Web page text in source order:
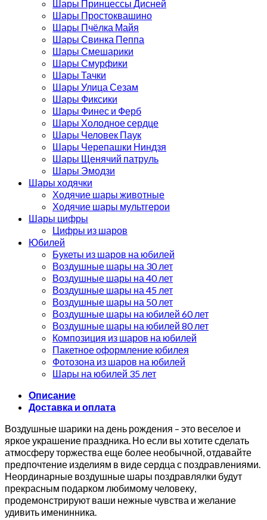
Шары Принцессы Дисней
Шары Простоквашино
Шары Пчёлка Майя
Шары Свинка Пеппа
Шары Смешарики
Шары Смурфики
Шары Тачки
Шары Улица Сезам
Шары Фиксики
Шары Финес и Ферб
Шары Холодное сердце
Шары Человек Паук
Шары Черепашки Ниндзя
Шары Щенячий патруль
Шары Эмодзи
Шары ходячки
Ходячие шары животные
Ходячие шары мультгерои
Шары цифры
Цифры из шаров
Юбилей
Букеты из шаров на юбилей
Воздушные шары на 30 лет
Воздушные шары на 40 лет
Воздушные шары на 45 лет
Воздушные шары на 50 лет
Воздушные шары на юбилей 60 лет
Воздушные шары на юбилей 80 лет
Композиция из шаров на юбилей
Пакетное оформление юбилея
Фотозона из шаров на юбилей
Шары на юбилей 35 лет
Описание
Доставка и оплата
Воздушные шарики на день рождения – это веселое и
яркое украшение праздника. Но если вы хотите сделать
атмосферу торжества еще более необычной, отдавайте
предпочтение изделиям в виде сердца с поздравлениями.
Неординарные воздушные шары поздравлялки будут
прекрасным подарком любимому человеку,
продемонстрируют ваши нежные чувства и желание
удивить именинника.